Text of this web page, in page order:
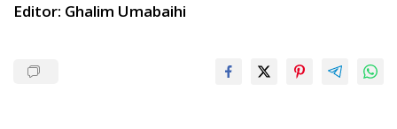
Editor: Ghalim Umabaihi